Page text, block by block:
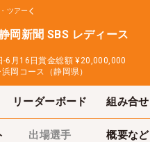
ツアー
岡新聞 SBS レディース
-6月16日賞金総額 ¥20,000,000
岡コース（静岡県）
リーダーボード 組み合せ
出場選手 概要など